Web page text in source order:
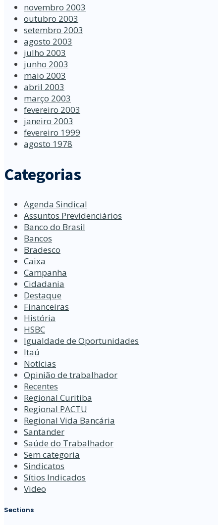
novembro 2003
outubro 2003
setembro 2003
agosto 2003
julho 2003
junho 2003
maio 2003
abril 2003
março 2003
fevereiro 2003
janeiro 2003
fevereiro 1999
agosto 1978
Categorias
Agenda Sindical
Assuntos Previdenciários
Banco do Brasil
Bancos
Bradesco
Caixa
Campanha
Cidadania
Destaque
Financeiras
História
HSBC
Igualdade de Oportunidades
Itaú
Notícias
Opinião de trabalhador
Recentes
Regional Curitiba
Regional PACTU
Regional Vida Bancária
Santander
Saúde do Trabalhador
Sem categoria
Sindicatos
Sítios Indicados
Video
Sections